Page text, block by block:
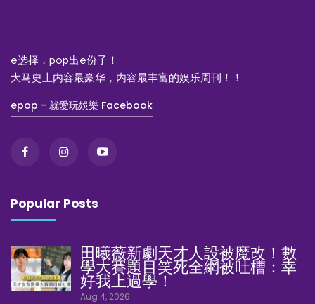
e选择，pop出e份子！
大马史上内容最豪华，内容最丰富的娱乐周刊！！
epop - 就愛玩娛樂 Facebook
Popular Posts
田曦薇新劇天才人設被魔改！數
學大賽題目笑死全網被吐槽：幸
好我上過學！
Aug 4, 2026